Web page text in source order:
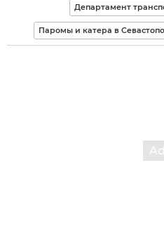
Департамент
Паромы и катера в